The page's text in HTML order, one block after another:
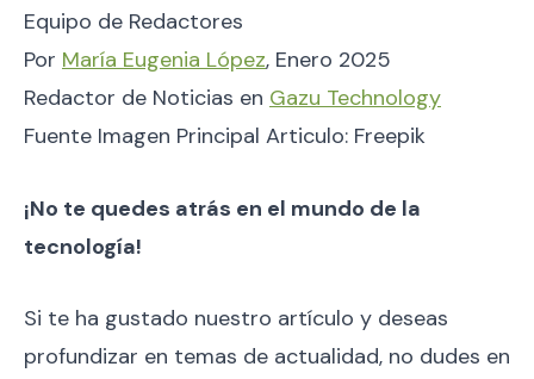
Equipo de Redactores
Por María Eugenia López, Enero 2025
Redactor de Noticias en Gazu Technology
Fuente Imagen Principal Articulo: Freepik
¡No te quedes atrás en el mundo de la
tecnología!
Si te ha gustado nuestro artículo y deseas
profundizar en temas de actualidad, no dudes en